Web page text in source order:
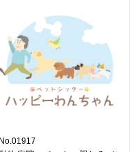
No.01917